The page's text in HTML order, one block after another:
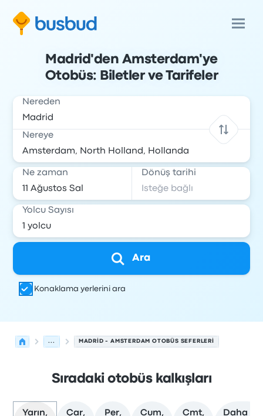
Madrid'den Amsterdam'ye
Otobüs: Biletler ve Tarifeler
Nereden
Nereye
Ne zaman Dönüş tarihi
Yolcu Sayısı
Ara
Konaklama yerlerini ara
... MADRID - AMSTERDAM OTOBÜS SEFERLERI
Sıradaki otobüs kalkışları
Yarın,
Çar,
Per,
Cum,
Cmt,
Daha